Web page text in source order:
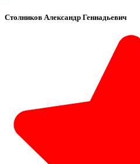
Столников Александр Геннадьевич